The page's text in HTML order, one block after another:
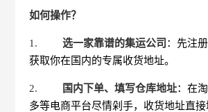
如何操作？
1.选一家靠谱的集运公司 ：先注
获取你在国内的专属收货地址。
2. 国内下单、填写仓库地址：在
多等电商平台尽情剁手，收货地址直